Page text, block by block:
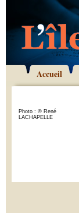
Accueil
Photo : © René
LACHAPELLE